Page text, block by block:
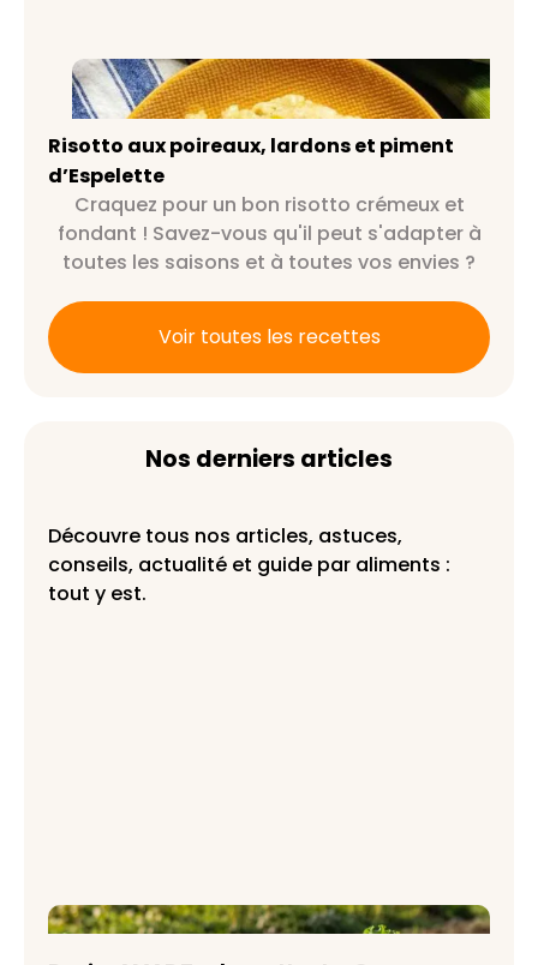
Risotto aux poireaux, lardons et
piment d’Espelette
Risotto aux poireaux, lardons et piment
d’Espelette
Craquez pour un bon risotto crémeux et
fondant ! Savez-vous qu'il peut s'adapter à
toutes les saisons et à toutes vos envies ?
Voir toutes les recettes
Nos derniers articles
Découvre tous nos articles, astuces,
conseils, actualité et guide par aliments :
tout y est.
Panier AMAP Toulouse Haute-Garonne